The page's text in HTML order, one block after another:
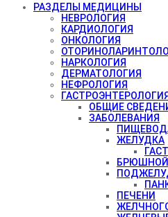
РАЗДЕЛЫ МЕДИЦИНЫ
НЕВРОЛОГИЯ
КАРДИОЛОГИЯ
ОНКОЛОГИЯ
НАРКОЛОГИЯ
ДЕРМАТОЛОГИЯ
НЕФРОЛОГИЯ
ГАСТРОЭНТЕРОЛОГИЯ
ОБЩИЕ
ЗАБОЛЕВАНИЯ
ЖЕЛУДКА
ПЕЧЕНИ